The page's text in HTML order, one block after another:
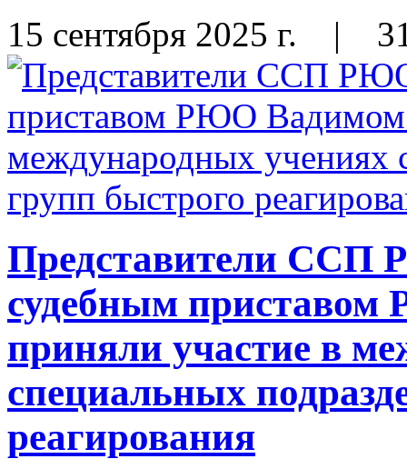
15 сентября 2025 г. |
Представители ССП
судебным
приняли участие в
специальных
реагирования